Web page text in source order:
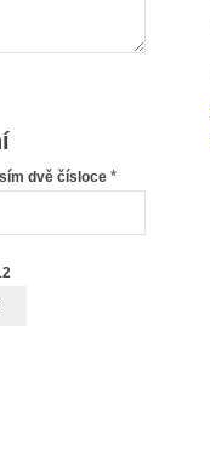
dvě čísloce *